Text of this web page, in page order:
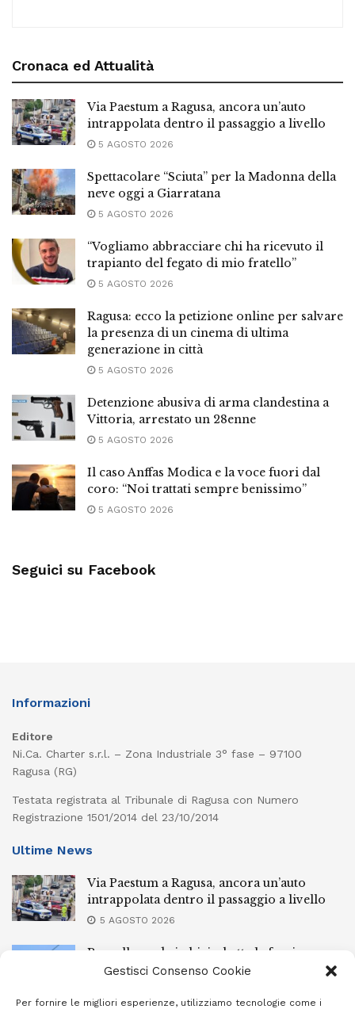
Gestisci Consenso Cookie
Per fornire le migliori esperienze, utilizziamo tecnologie come i
Cronaca ed Attualità
Via Paestum a Ragusa, ancora un’auto
intrappolata dentro il passaggio a livello
5 AGOSTO 2026
Spettacolare “Sciuta” per la Madonna della
neve oggi a Giarratana
5 AGOSTO 2026
“Vogliamo abbracciare chi ha ricevuto il
trapianto del fegato di mio fratello”
5 AGOSTO 2026
Ragusa: ecco la petizione online per salvare
la presenza di un cinema di ultima
generazione in città
5 AGOSTO 2026
Detenzione abusiva di arma clandestina a
Vittoria, arrestato un 28enne
5 AGOSTO 2026
Il caso Anffas Modica e la voce fuori dal
coro: “Noi trattati sempre benissimo”
5 AGOSTO 2026
Seguici su Facebook
Informazioni
Editore
Ni.Ca. Charter s.r.l. – Zona Industriale 3° fase – 97100
Ragusa (RG)
Testata registrata al Tribunale di Ragusa con Numero
Registrazione 1501/2014 del 23/10/2014
Ultime News
Via Paestum a Ragusa, ancora un’auto
intrappolata dentro il passaggio a livello
5 AGOSTO 2026
Pozzallo, cade in bici e batte la faccia:
elisoccorsa